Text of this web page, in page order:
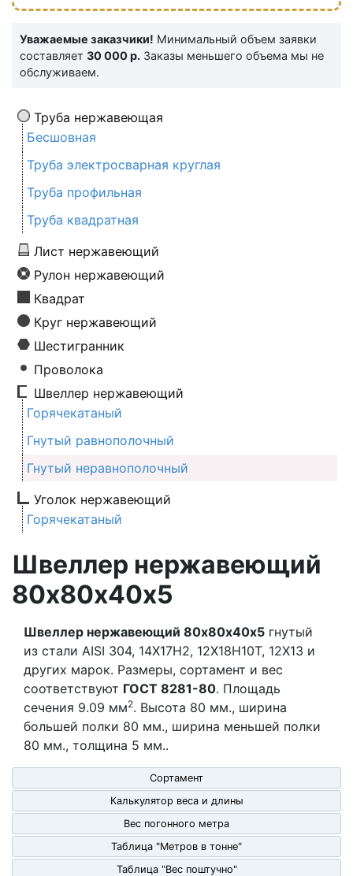
Уважаемые заказчики! Минимальный объем заявки
составляет 30 000 р. Заказы меньшего объема мы не
обслуживаем.
Труба нержавеющая
Бесшовная
Труба электросварная круглая
Труба профильная
Труба квадратная
Лист нержавеющий
Рулон нержавеющий
Квадрат
Круг нержавеющий
Шестигранник
Проволока
Швеллер нержавеющий
Горячекатаный
Гнутый равнополочный
Гнутый неравнополочный
Уголок нержавеющий
Горячекатаный
Швеллер нержавеющий
80х80х40х5
Швеллер нержавеющий 80х80х40х5 гнутый
из стали AISI 304, 14Х17Н2, 12Х18Н10Т, 12Х13 и
других марок. Размеры, сортамент и вес
соответствуют ГОСТ 8281-80. Площадь
сечения 9.09 мм2. Высота 80 мм., ширина
большей полки 80 мм., ширина меньшей полки
80 мм., толщина 5 мм..
Сортамент
Калькулятор веса и длины
Вес погонного метра
Таблица "Метров в тонне"
Таблица "Вес поштучно"